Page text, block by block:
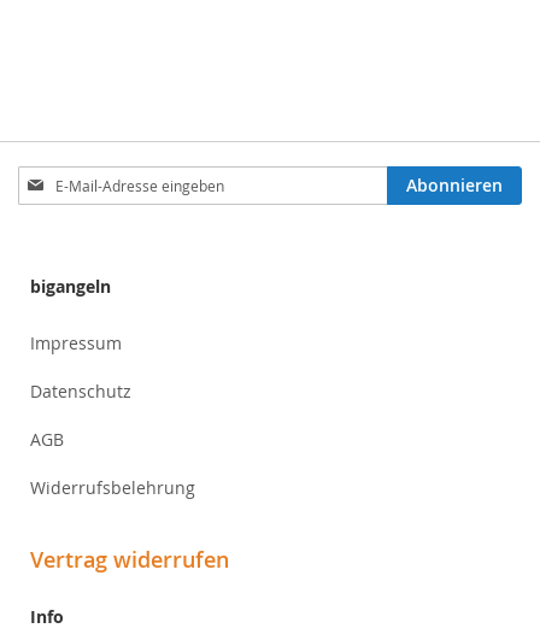
Anmeldung
zum
Abonnieren
bigangeln
Impressum
Datenschutz
AGB
Widerrufsbelehrung
Vertrag widerrufen
Info